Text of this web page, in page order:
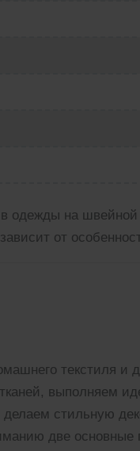
на швейной
от
текстиля и
выполняем
стильную
две основные